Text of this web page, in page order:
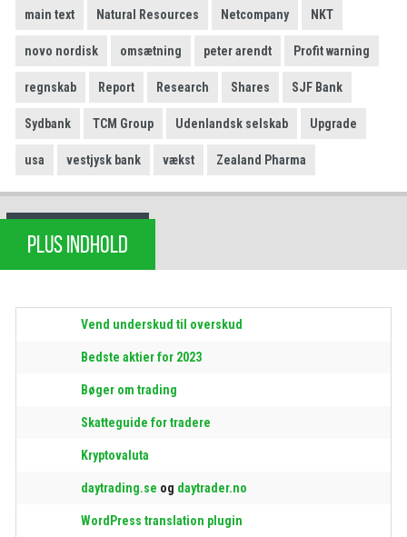
main text Natural Resources Netcompany NKT
novo nordisk omsætning peter arendt Profit warning
regnskab Report Research Shares SJF Bank
Sydbank TCM Group Udenlandsk selskab Upgrade
usa vestjysk bank vækst Zealand Pharma
PLUS INDHOLD
Vend underskud til overskud
Bedste aktier for 2023
Bøger om trading
Skatteguide for tradere
Kryptovaluta
daytrading.se og daytrader.no
WordPress translation plugin